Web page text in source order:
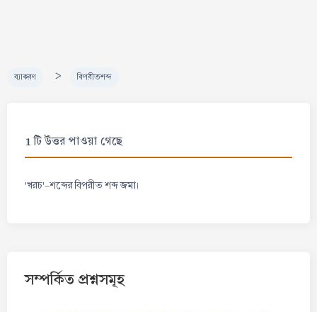
ব্যাকরণ > বিপরীতশব্দ
1 টি উত্তর পাওয়া গেছে
'খরচ'-শব্দের বিপরীত শব্দজমা।
সম্পর্কিত প্রশ্নসমূহ